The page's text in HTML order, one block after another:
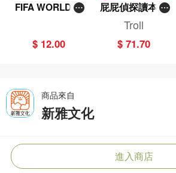
FIFA WORLD C
包）
$ 12.00
屁屁偵探讀本(1
3)－－對決！怪
篇）
Troll
$ 71.70
商品來自
新雅文化
進入商店